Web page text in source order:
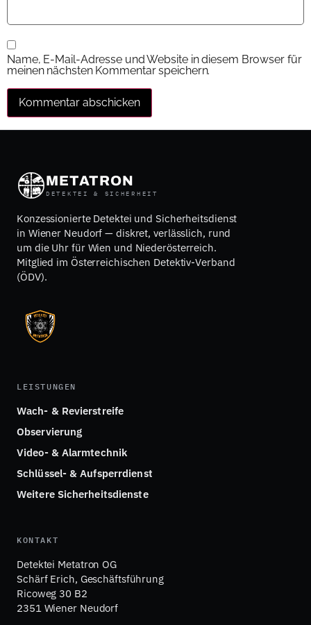
Name, E-Mail-Adresse und Website in diesem Browser für
meinen nächsten Kommentar speichern.
METATRON
DETEKTEI & SICHERHEIT
Konzessionierte Detektei und Sicherheitsdienst
in Wiener Neudorf — diskret, verlässlich, rund
um die Uhr für Wien und Niederösterreich.
Mitglied im Österreichischen Detektiv-Verband
(ÖDV).
LEISTUNGEN
Wach- & Revierstreife
Observierung
Video- & Alarmtechnik
Schlüssel- & Aufsperrdienst
Weitere Sicherheitsdienste
KONTAKT
Detektei Metatron OG
Schärf Erich, Geschäftsführung
Ricoweg 30 B2
2351 Wiener Neudorf